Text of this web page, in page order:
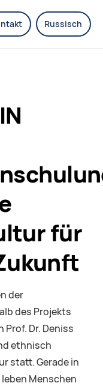
Russisch
für
der
des Projekts
Prof. Dr. Deniss
ethnisch
statt. Gerade in
Menschen